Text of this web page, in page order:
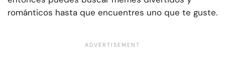
románticos hasta que encuentres uno que te guste.